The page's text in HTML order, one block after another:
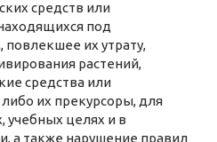
средств или
под
их утрату,
растений,
средства или
их прекурсоры, для
учебных целях и в
а также нарушение правил